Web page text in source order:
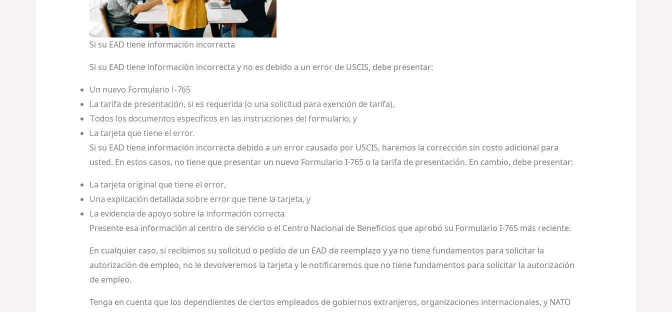
Si su EAD tiene información incorrecta
Si su EAD tiene información incorrecta y no es debido a un error de USCIS, debe presentar:
Un nuevo Formulario I-765
La tarifa de presentación, si es requerida (o una solicitud para exención de tarifa),
Todos los documentos específicos en las instrucciones del formulario, y
La tarjeta que tiene el error.
Si su EAD tiene información incorrecta debido a un error causado por USCIS, haremos la corrección sin costo adicional para
usted. En estos casos, no tiene que presentar un nuevo Formulario I-765 o la tarifa de presentación. En cambio, debe presentar:
La tarjeta original que tiene el error,
Una explicación detallada sobre error que tiene la tarjeta, y
La evidencia de apoyo sobre la información correcta.
Presente esa información al centro de servicio o el Centro Nacional de Beneficios que aprobó su Formulario I-765 más reciente.
En cualquier caso, si recibimos su solicitud o pedido de un EAD de reemplazo y ya no tiene fundamentos para solicitar la
autorización de empleo, no le devolveremos la tarjeta y le notificaremos que no tiene fundamentos para solicitar la autorización
de empleo.
Tenga en cuenta que los dependientes de ciertos empleados de gobiernos extranjeros, organizaciones internacionales, y NATO